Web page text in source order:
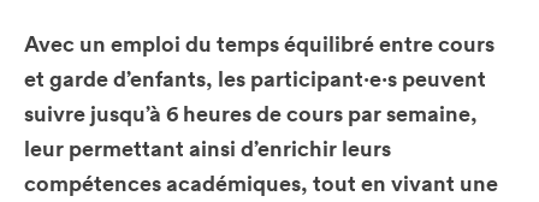
Avec un emploi du temps équilibré entre cours
et garde d’enfants, les participant·e·s peuvent
suivre jusqu’à 6 heures de cours par semaine,
leur permettant ainsi d’enrichir leurs
compétences académiques, tout en vivant une